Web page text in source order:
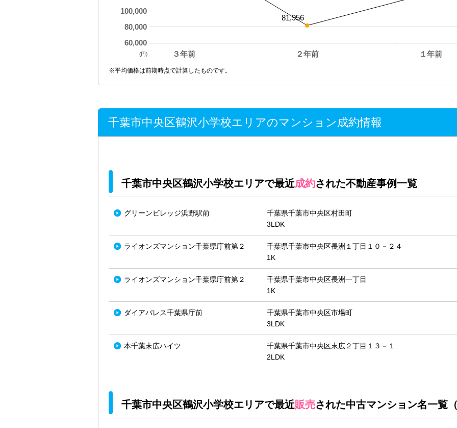
３年前 ２年前 １年前
60,000
80,000
100,000
81,956
(円)
※平均価格は前期時点で計算したものです。
千葉市中央区鶴沢小学校エリアのマンション成約情報
千葉市中央区鶴沢小学校エリアで最近成約された不動産事例一覧
グリーンビレッジ浜野駅前
千葉県千葉市中央区村田町
3LDK
ライオンズマンション千葉県庁前第２
千葉県千葉市中央区長洲１丁目１０－２４
1K
ライオンズマンション千葉県庁前第２
千葉県千葉市中央区長洲一丁目
1K
ダイアパレス千葉県庁前
千葉県千葉市中央区市場町
3LDK
本千葉末広ハイツ
千葉県千葉市中央区末広２丁目１３－１
2LDK
千葉市中央区鶴沢小学校エリアで最近販売された中古マンション名一覧